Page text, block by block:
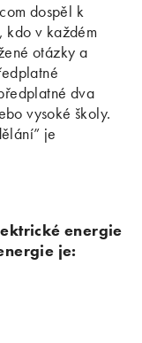
dospěl k
kdo v každém
otázky a
dva
vysoké školy.
je
energie
je: